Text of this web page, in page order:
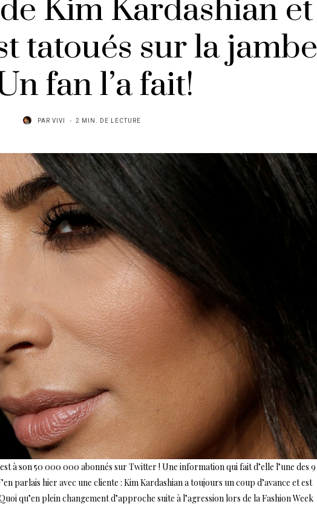
Kim Kardashian et
tatoués sur la jambe
fan l’a fait!
PAR VIVI 2 MIN. DE LECTURE
à son 50 000 000 abonnés sur Twitter ! Une information qui fait d’elle l’une des 9
parlais hier avec une cliente : Kim Kardashian a toujours un coup d’avance et est
qu’en plein changement d’approche suite à l’agression lors de la Fashion Week